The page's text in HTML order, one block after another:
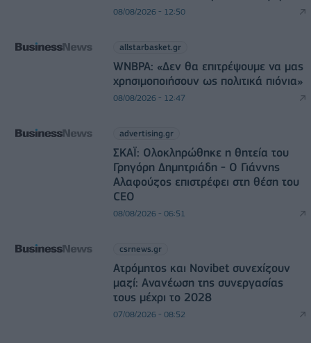
08/08/2026 - 12:50
allstarbasket.gr
WNBPA: «Δεν θα επιτρέψουμε να μας
χρησιμοποιήσουν ως πολιτικά πιόνια»
08/08/2026 - 12:47
advertising.gr
ΣΚΑΪ: Ολοκληρώθηκε η θητεία του
Γρηγόρη Δημητριάδη - Ο Γιάννης
Αλαφούζος επιστρέφει στη θέση του
CEO
08/08/2026 - 06:51
csrnews.gr
Ατρόμητος και Novibet συνεχίζουν
μαζί: Ανανέωση της συνεργασίας
τους μέχρι το 2028
07/08/2026 - 08:52